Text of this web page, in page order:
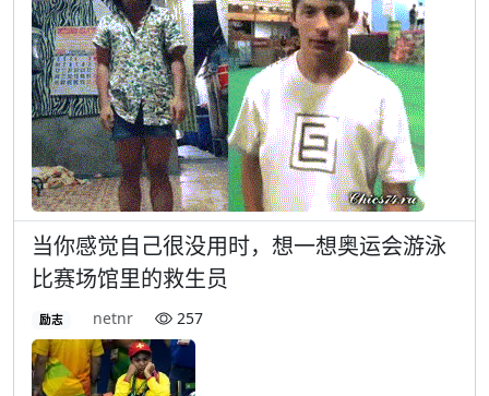
当你感觉自己很没用时，想一想奥运会游泳
比赛场馆里的救生员
励志 netnr 257